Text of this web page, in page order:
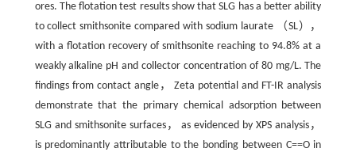
ores. The flotation test results show that SLG has a better ability
to collect smithsonite compared with sodium laurate （SL），
with a flotation recovery of smithsonite reaching to 94.8% at a
weakly alkaline pH and collector concentration of 80 mg/L. The
findings from contact angle， Zeta potential and FT-IR analysis
demonstrate that the primary chemical adsorption between
SLG and smithsonite surfaces， as evidenced by XPS analysis，
is predominantly attributable to the bonding between C==O in